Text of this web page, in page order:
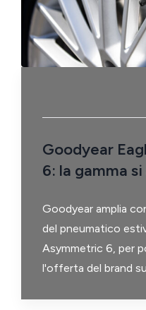
Goodyear
6: la gamma
Goodyear amplia
del pneumatico
Asymmetric 6, per
l'offerta del brand